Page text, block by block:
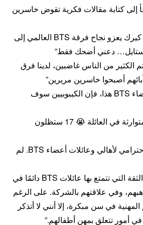
إلى كتابة مقالات فكرية تقوض خاسرين
“أحد مؤيدي تشارلي كيرك يعزو نجاح فرقة BTS العالمي إلى
دعني أضحك فقط”
الكثير من الناس غاضبين، لدينا فرق
أصبحوا خاسرين مريرين”
“إذا قال والد أحد أعضاء BTS هذا، فإن الكيبوبيين سوف
“الخاسرة والمرارة متوارثة في العائلة 😭 17 ستظلون
“كل يوم يمر، يزداد احترامي لأهالي وعائلات أعضاء BTS. لم
“أجد أنه من المذهل الثقة التي تتمتع بها عائلات BTS دائمًا في
وفي علاقتهم بالشركة. على الرغم
في سن مبكرة، إلا أنني لا أتذكر
في أمور تتعلق بمهن أطفالهم.”